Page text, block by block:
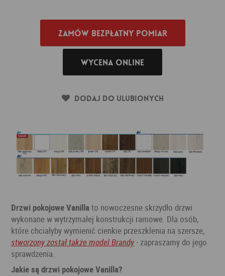
Zamów bezpłatny pomiar
Wycena online
Dodaj do ulubionych
Drzwi pokojowe Vanillato nowoczesne skrzydło drzwi
wykonane w wytrzymałej konstrukcji ramowe. Dla osób,
które chciałyby wymienić cienkie przeszklenia na szersze,
stworzony został także model Brandy- zapraszamy do jego
sprawdzenia.
Jakie są drzwi pokojowe Vanilla?